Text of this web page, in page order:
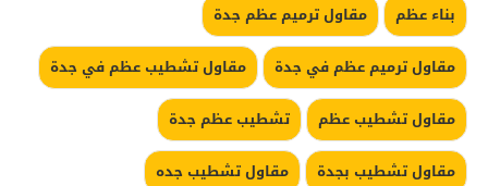
بناء عظم
مقاول ترميم عظم جدة
مقاول ترميم عظم في جدة
مقاول تشطيب عظم في جدة
مقاول تشطيب عظم
تشطيب عظم جدة
مقاول تشطيب بجدة
مقاول تشطيب جده